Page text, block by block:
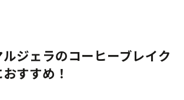
ルジェラのコーヒーブレイク
すすめ！